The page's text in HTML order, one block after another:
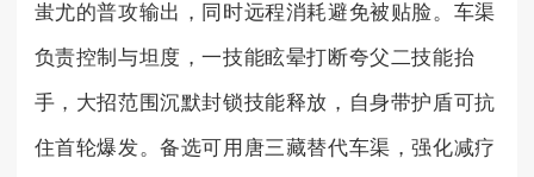
蚩尤的普攻输出，同时远程消耗避免被贴脸。车渠
负责控制与坦度，一技能眩晕打断夸父二技能抬
手，大招范围沉默封锁技能释放，自身带护盾可抗
住首轮爆发。备选可用唐三藏替代车渠，强化减疗